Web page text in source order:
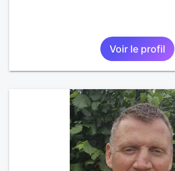
Voir le profil